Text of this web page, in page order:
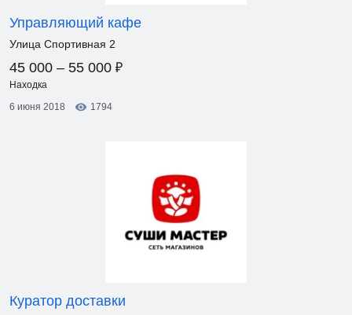
Управляющий кафе
Улица Спортивная 2
45 000 – 55 000 ₽
Находка
6 июня 2018
1794
Куратор доставки